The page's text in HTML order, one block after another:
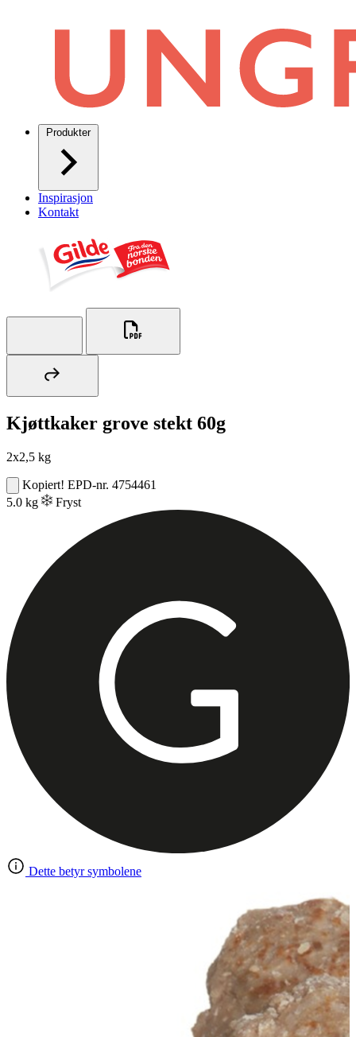
Produkter
Inspirasjon
Kontakt
Kjøttkaker grove stekt 60g
2x2,5 kg
Kopiert! EPD-nr. 4754461
5.0 kg
Fryst
Dette betyr symbolene